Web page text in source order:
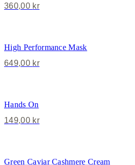
360,00 kr
High Performance Mask
649,00 kr
Hands On
149,00 kr
Green Caviar Cashmere Cream